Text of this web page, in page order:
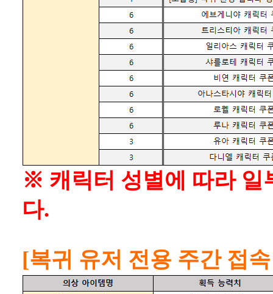
※ 캐릭터 성별에 따라 일
다.
[복귀 유저 전용 주간 접